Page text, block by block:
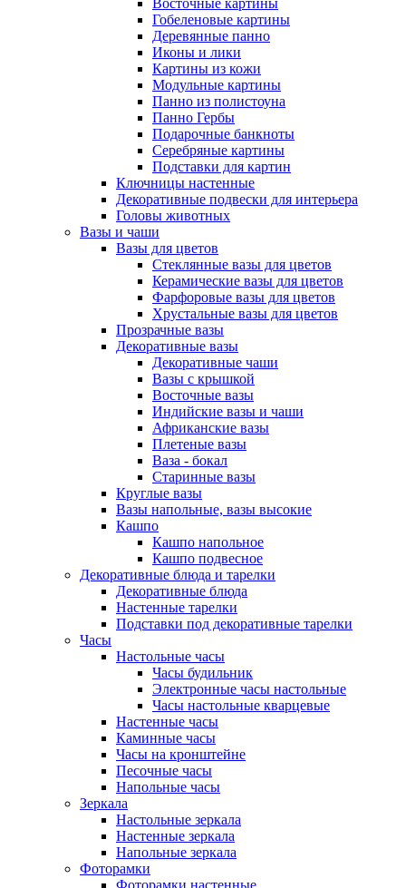
Восточные картины
Гобеленовые картины
Деревянные панно
Иконы и лики
Картины из кожи
Модульные картины
Панно из полистоуна
Панно Гербы
Подарочные банкноты
Серебряные картины
Подставки для картин
Ключницы настенные
Декоративные подвески для интерьера
Головы животных
Вазы и чаши
Вазы для цветов
Стеклянные вазы для цветов
Керамические вазы для цветов
Фарфоровые вазы для цветов
Хрустальные вазы для цветов
Прозрачные вазы
Декоративные вазы
Декоративные чаши
Вазы с крышкой
Восточные вазы
Индийские вазы и чаши
Африканские вазы
Плетеные вазы
Ваза - бокал
Старинные вазы
Круглые вазы
Вазы напольные, вазы высокие
Кашпо
Кашпо напольное
Кашпо подвесное
Декоративные блюда и тарелки
Декоративные блюда
Настенные тарелки
Подставки под декоративные тарелки
Часы
Настольные часы
Часы будильник
Электронные часы настольные
Часы настольные кварцевые
Настенные часы
Каминные часы
Часы на кронштейне
Песочные часы
Напольные часы
Зеркала
Настольные зеркала
Настенные зеркала
Напольные зеркала
Фоторамки
Фоторамки настенные